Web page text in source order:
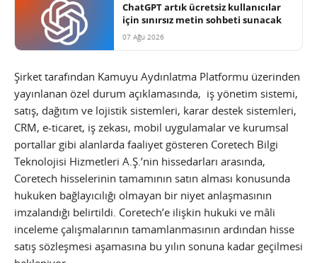
ChatGPT artık ücretsiz kullanıcılar
için sınırsız metin sohbeti sunacak
07 Ağu 2026
Şirket tarafından Kamuyu Aydınlatma Platformu üzerinden
yayınlanan özel durum açıklamasında, iş yönetim sistemi,
satış, dağıtım ve lojistik sistemleri, karar destek sistemleri,
CRM, e-ticaret, iş zekası, mobil uygulamalar ve kurumsal
portallar gibi alanlarda faaliyet gösteren Coretech Bilgi
Teknolojisi Hizmetleri A.Ş.’nin hissedarları arasında,
Coretech hisselerinin tamamının satın alması konusunda
hukuken bağlayıcılığı olmayan bir niyet anlaşmasının
imzalandığı belirtildi. Coretech’e ilişkin hukuki ve mâli
inceleme çalışmalarının tamamlanmasının ardından hisse
satış sözleşmesi aşamasına bu yılın sonuna kadar geçilmesi